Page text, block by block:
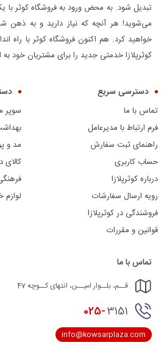
تبدیل شود. به محض ورود به فروشگاه کوثر با
می‌شوید! هر آنچه که نیاز دارید و به ذهن
خواهید کرد. هم اکنون فروشگاه کوثر با راه
کوثرپلازا خدمتی جدید را برای مشتریان خود
دسترسی سریع
تماس با ما
فرم ارتباط با مدیرعامل
راهنمای ثبت سفارش
حساب کاربری
درباره کوثرپلازا
رویه ارسال سفارشات
فروشندگی در کوثرپلازا
قوانین و مقررات
سوپر
مد و
کالای
لوازم
تماس با ما
قــم، بلــوار امیــن، انتهای کــوچه 47
025-3151
info@kowsarplaza.com